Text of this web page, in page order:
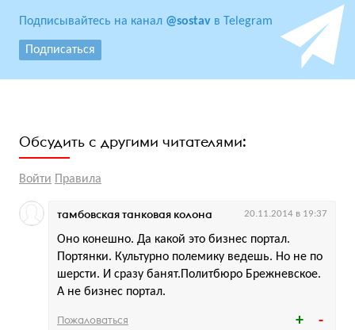
Подписывайтесь на канал @sostav в Telegram
Подписаться
Обсудить с другими читателями:
Войти Правила
Оно конешно. Да какой это бизнес портал.
Портянки. Культурно полемику ведешь. Но не по
шерсти. И сразу банят.Политбюро Брежневское.
А не бизнес портал.
тамбовская танковая колона 20.11.2014 в 19:37
Пожаловаться